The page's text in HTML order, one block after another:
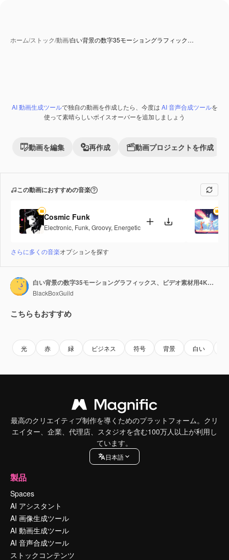
ホーム/ストック/動画/白い背景の数字35モーショングラフィック…
Premium
AI 動画生成ツールで独自の動画を作成したら、今度は AI 音声合成ツールを
使って素晴らしいボイスオーバーを追加しましょう
動画を編集 再作成 動画プロジェクトを作成
この動画におすすめの音楽
Cosmic Funk
Electronic, Funk, Groovy, Energetic
さらに多くの音楽オプションを探す
白い背景の数字35モーショングラフィックス、ビデオ素材用4Kカートゥーン数字。
BlackBoxGuild
こちらもおすすめ
光 赤 緑 ビジネス 符号 背景 白い
最高のクリエイティブ制作を導くためのプラットフォーム。クリ
エイター、企業、代理店、スタジオを含む100万人以上が利用し
ています。
日本語
製品
Spaces
AI アシスタント
AI 画像生成ツール
AI 動画生成ツール
AI 音声合成ツール
ストックコンテンツ